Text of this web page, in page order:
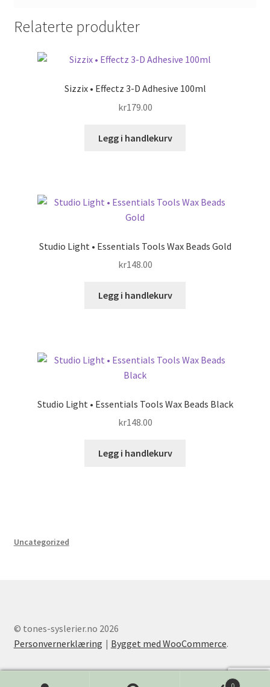
Relaterte produkter
Sizzix • Effectz 3-D Adhesive 100ml
kr179.00
Legg i handlekurv
Studio Light • Essentials Tools Wax Beads Gold
kr148.00
Legg i handlekurv
Studio Light • Essentials Tools Wax Beads Black
kr148.00
Legg i handlekurv
Uncategorized
© tones-syslerier.no 2026
Personvernerklæring
Bygget med WooCommerce.